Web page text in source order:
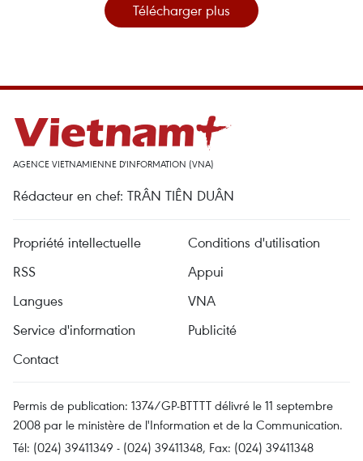
Télécharger plus
AGENCE VIETNAMIENNE D'INFORMATION (VNA)
Rédacteur en chef: TRÂN TIÊN DUÂN
Propriété intellectuelle
Conditions d'utilisation
RSS
Appui
Langues
VNA
Service d'information
Publicité
Contact
Permis de publication: 1374/GP-BTTTT délivré le 11 septembre
2008 par le ministère de l'Information et de la Communication.
Tél: (024) 39411349 - (024) 39411348, Fax: (024) 39411348